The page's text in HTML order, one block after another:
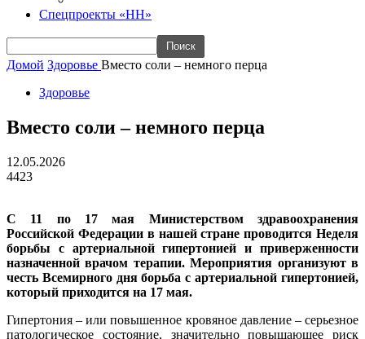
Спецпроекты «НН»
Домой Здоровье Вместо соли – немного перца
Здоровье
Вместо соли – немного перца
12.05.2026
4423
С 11 по 17 мая Министерством здравоохранения
Российской Федерации в нашей стране проводится Неделя
борьбы с артериальной гипертонией и приверженности
назначенной врачом терапии. Мероприятия организуют в
честь Всемирного дня борьба с артериальной гипертонией,
который приходится на 17 мая.
Гипертония – или повышенное кровяное давление – серьезное
патологическое состояние, значительно повышающее риск